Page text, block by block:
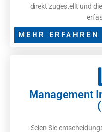
direkt zugestellt und
MEHR ERFAHREN
Management
Seien Sie